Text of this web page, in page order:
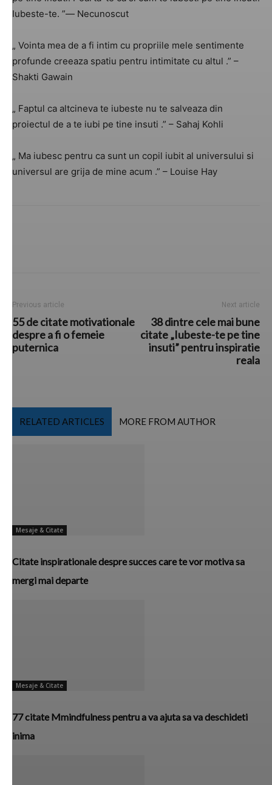
Iubeste-te. ”― Necunoscut
„ Vointa mea de a fi intim cu propriile mele sentimente
profunde creeaza spatiu pentru intimitate cu altul .” –
Shakti Gawain
„ Faptul ca altcineva te iubeste nu te salveaza din
proiectul de a te iubi pe tine insuti .” – Sahaj Kohli
„ Ma iubesc pentru ca sunt un copil iubit al universului si
universul are grija de mine acum .” – Louise Hay
Previous article
55 de citate motivationale
despre a fi o femeie
puternica
Next article
38 dintre cele mai bune
citate „Iubeste-te pe tine
insuti” pentru inspiratie
reala
RELATED ARTICLES MORE FROM AUTHOR
Mesaje & Citate
Citate inspirationale despre succes care te vor motiva sa
mergi mai departe
Mesaje & Citate
77 citate Mmindfulness pentru a va ajuta sa va deschideti
inima